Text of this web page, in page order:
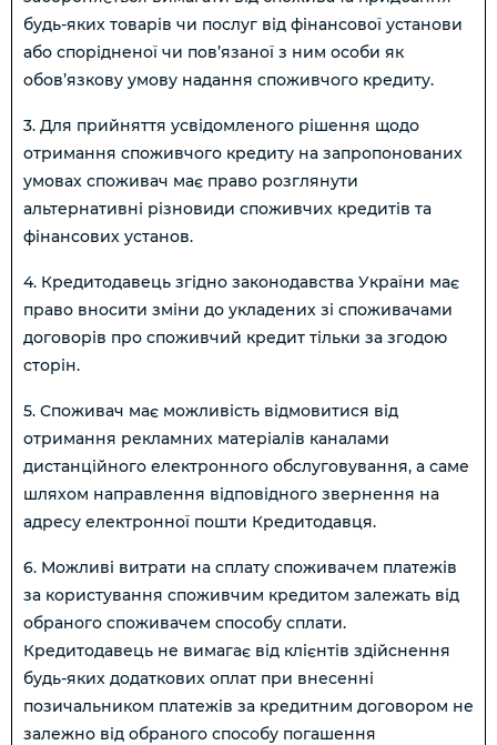
будь-яких товарів чи послуг від фінансової установи
або спорідненої чи пов’язаної з ним особи як
обов’язкову умову надання споживчого кредиту.
3. Для прийняття усвідомленого рішення щодо
отримання споживчого кредиту на запропонованих
умовах споживач має право розглянути
альтернативні різновиди споживчих кредитів та
фінансових установ.
4. Кредитодавець згідно законодавства України має
право вносити зміни до укладених зі споживачами
договорів про споживчий кредит тільки за згодою
сторін.
5. Споживач має можливість відмовитися від
отримання рекламних матеріалів каналами
дистанційного електронного обслуговування, а саме
шляхом направлення відповідного звернення на
адресу електронної пошти Кредитодавця.
6. Можливі витрати на сплату споживачем платежів
за користування споживчим кредитом залежать від
обраного споживачем способу сплати.
Кредитодавець не вимагає від клієнтів здійснення
будь-яких додаткових оплат при внесенні
позичальником платежів за кредитним договором не
залежно від обраного способу погашення